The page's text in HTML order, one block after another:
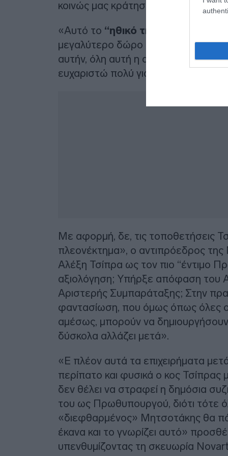
κοινώς μας κράτησαν πίσω».
«Αυτό το “ηθικό της
μεγαλύτερο δώρο της πενταετίας
αυτήν, όλη αυτή η αξιωματική
ευχαριστώ πολύ για αυτό» συνεχίζει
Με αφορμή, δε, τις τοποθετήσεις
πλεονέκτημα», ο αντιπρόεδρος
Αλέξη Τσίπρα ως τον πιο “έντιμο
αξιολόγηση; Υπήρξε απόφαση του
Αριστερής Συμπαράταξης; Στην
φαντασίωση, που όμως όπως όλες
αμέσως, μπορούν να δημιουργήσουν
δύσκολα αλλάζει μετά».
«Ε πλέον αυτά τα επιχειρήματα
περίπατο και φυσικά ο κος Τσίπρας
δεν θέλει να στραφεί η δημόσια
του ως Πρωθυπουργού, διότι τότε
«διεφθαρμένος» Μητσοτάκης θα
έκανα και το γνωρίζει αυτό»
υπενθυμίζοντας τη σκευωρία